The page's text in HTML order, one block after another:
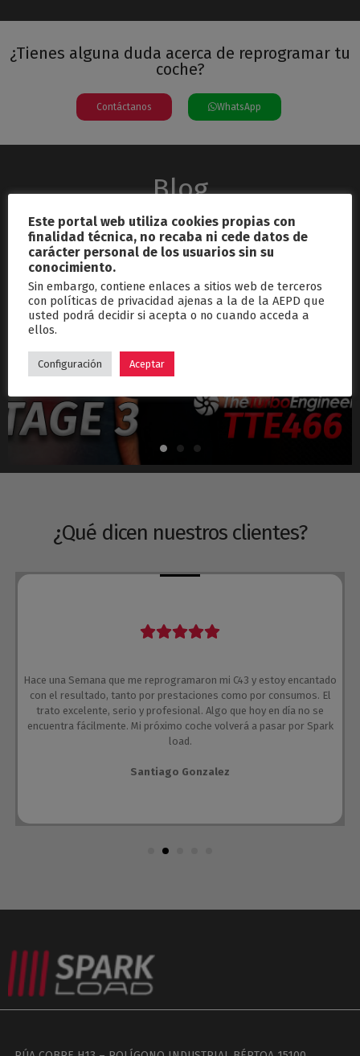
¿Tienes alguna duda acerca de reprogramar tu
coche?
Contáctanos WhatsApp
Blog
septiembre 26, 2024
Hyundai i30N Stage 3 – Turbo TTE466
¿Qué dicen nuestros clientes?
Hace una Semana que me reprogramaron mi C43 y estoy encantado
con el resultado, tanto por prestaciones como por consumos. El
trato excelente, serio y profesional. Algo que hoy en día no se
encuentra fácilmente. Mi próximo coche volverá a pasar por Spark
load.
Santiago Gonzalez
Este portal web utiliza cookies propias con
finalidad técnica, no recaba ni cede datos de
carácter personal de los usuarios sin su
conocimiento.
Sin embargo, contiene enlaces a sitios web de terceros
con políticas de privacidad ajenas a la de la AEPD que
usted podrá decidir si acepta o no cuando acceda a
ellos.
Configuración Aceptar